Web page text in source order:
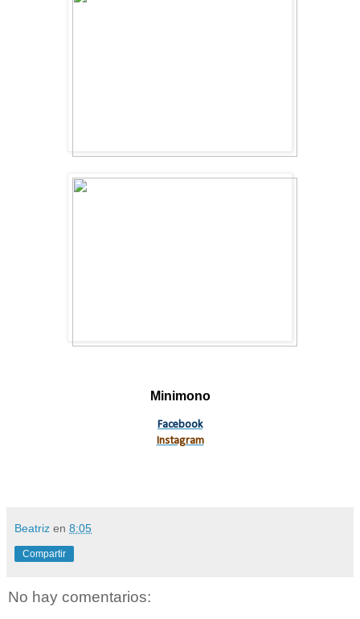
Minimono
Facebook
Instagram
Beatriz en 8:05
Compartir
No hay comentarios: